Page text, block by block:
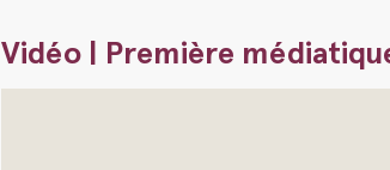
Vidéo | Première